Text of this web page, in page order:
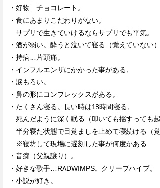
・好物…チョコレート。
・食にあまりこだわりがない。
サプリで生きていけるならサプリでも平気。
・酒が弱い。酔うと泣いて寝る（覚えていない）
・持病…片頭痛。
・インフルエンザにかかった事がある。
・涙もろい。
・鼻の形にコンプレックスがある。
・たくさん寝る。長い時は18時間寝る。
死んだように深く眠る（叩いても揺すっても起
半分寝た状態で目覚ましを止めて寝続ける（覚
※寝坊して現場に遅刻した事が何度かある
・音痴（父親譲り）。
・好きな歌手…RADWIMPS。クリープハイプ。
・小説が好き。